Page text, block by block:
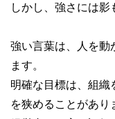
しかし、強さには影
強い言葉は、人を動
ます。
明確な目標は、組織
を狭めることがあり